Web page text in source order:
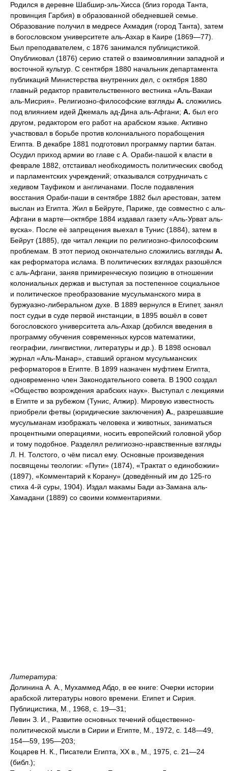
Родился в деревне Шабшир-эль-Хисса (близ города Танта,
провинция Гарбия) в образованной обедневшей семье.
Образование получил в медресе Ахмадия (город Танта), затем
в богословском университете аль-Азхар в Каире (1869—77).
Был преподавателем, с 1876 занимался публицистикой.
Опубликовал (1876) серию статей о взаимовлиянии западной и
восточной культур. С сентября 1880 начальник департамента
публикаций Министерства внутренних дел, с октября 1880
главный редактор правительственного вестника «Аль-Вакаи
аль-Мисрия». Религиозно-философские взгляды А. сложились
под влиянием идей Джемаль ад-Дина аль-Афгани; А. был его
другом, редактором его работ на арабском языке. Активно
участвовал в борьбе против колониального порабощения
Египта. В декабре 1881 подготовил программу партии батан.
Осудил приход армии во главе с А. Ораби-пашой к власти в
феврале 1882, отстаивал необходимость политических свобод
и парламентских учреждений; отказывался сотрудничать с
хедивом Тауфиком и англичанами. После подавления
восстания Ораби-паши в сентябре 1882 был арестован, затем
выслан из Египта. Жил в Бейруте, Париже, где совместно с аль-
Афгани в марте—октябре 1884 издавал газету «Аль-Урват аль-
вуска». После её запрещения выехал в Тунис (1884), затем в
Бейрут (1885), где читал лекции по религиозно-философским
проблемам. В этот период окончательно сложились взгляды А.
как реформатора ислама. В политических взглядах разошёлся
с аль-Афгани, заняв примиренческую позицию в отношении
колониальных держав и выступая за постепенное социальное
и политическое преобразование мусульманского мира в
буржуазно-либеральном духе. В 1889 вернулся в Египет, занял
пост судьи в суде первой инстанции, в 1895 вошёл в совет
богословского университета аль-Азхар (добился введения в
программу обучения современных курсов математики,
географии, лингвистики, литературы и др.). В 1898 основал
журнал «Аль-Манар», ставший органом мусульманских
реформаторов в Египте. В 1899 назначен муфтием Египта,
одновременно член Законодательного совета. В 1900 создал
«Общество возрождения арабских наук». Выступал с лекциями
в Египте и за рубежом (Тунис, Алжир). Мировую известность
приобрели фетвы (юридические заключения) А. , разрешавшие
мусульманам изображать человека и животных, заниматься
процентными операциями, носить европейский головной убор
и тому подобное. Разделял религиозно-нравственные взгляды
Л. Н. Толстого, о чём писал ему. Основные произведения
посвящены теологии: «Пути» (1874), «Трактат о единобожии»
(1897), «Комментарий к Корану» (доведённый им до 125-го
стиха 4-й суры, 1904). Издал макамы Бади аз-Замана аль-
Хамадани (1889) со своими комментариями.
Литература:
Долинина А. А., Мухаммед Абдо, в ее книге: Очерки истории
арабской литературы нового времени. Египет и Сирия.
Публицистика, М., 1968, с. 19—31;
Левин З. И., Развитие основных течений общественно-
политической мысли в Сирии и Египте, М., 1972, с. 148—49,
154—59, 195—203;
Коцарев Н. К., Писатели Египта, XX в., М., 1975, с. 21—24
(библ.);